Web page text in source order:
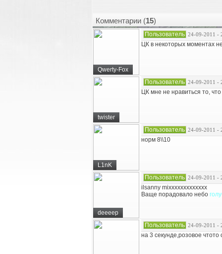
Комментарии (15)
Qwerty-Fox
Пользователь 24-09-2011 -
ЦК в некоторых моментах
twister
Пользователь 24-09-2011 -
ЦК мне не нравиться то,
L1nK
Пользователь 24-09-2011 -
норм 8\\10
deeeep
Пользователь 24-09-2011 -
ilsanny mixxxxxxxxxxxxx
Ваще порадовало небо
Пользователь 24-09-2011 -
на 3 секунде,розовое